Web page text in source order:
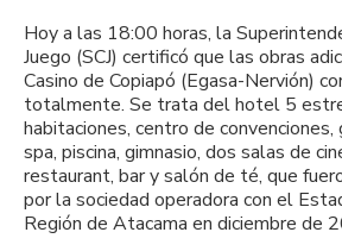
Hoy a las 18:00 horas, la
Juego (SCJ) certificó que las obras
Casino de Copiapó (Egasa-Nervión)
totalmente. Se trata del hotel 5
habitaciones, centro de convenciones,
spa, piscina, gimnasio, dos salas de
restaurant, bar y salón de té, que
por la sociedad operadora con el
Región de Atacama en diciembre de